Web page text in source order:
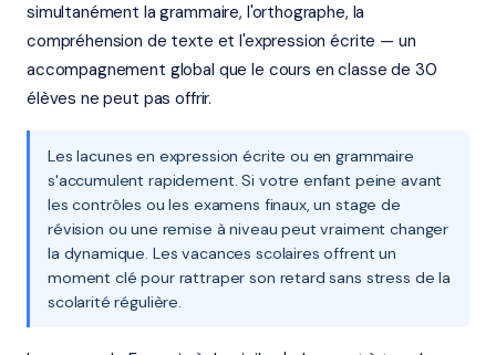
simultanément la grammaire, l'orthographe, la
compréhension de texte et l'expression écrite — un
accompagnement global que le cours en classe de 30
élèves ne peut pas offrir.
Les lacunes en expression écrite ou en grammaire
s'accumulent rapidement. Si votre enfant peine avant
les contrôles ou les examens finaux, un stage de
révision ou une remise à niveau peut vraiment changer
la dynamique. Les vacances scolaires offrent un
moment clé pour rattraper son retard sans stress de la
scolarité régulière.